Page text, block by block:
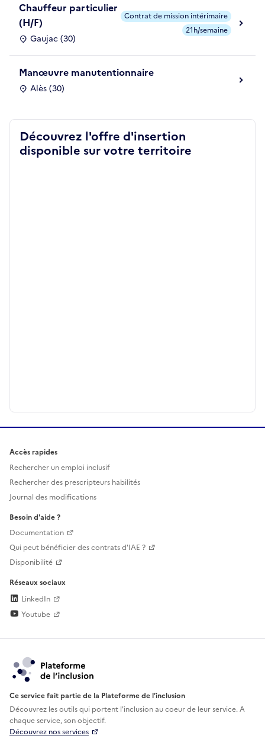
Chauffeur particulier
(H/F)
Gaujac (30)
Contrat de mission intérimaire
21h/semaine
Manœuvre manutentionnaire
Alès (30)
Découvrez l'offre d'insertion
disponible sur votre territoire
Accès rapides
Rechercher un emploi inclusif
Rechercher des prescripteurs habilités
Journal des modifications
Besoin d'aide ?
Documentation
Qui peut bénéficier des contrats d'IAE ?
Disponibilité
Réseaux sociaux
LinkedIn
Youtube
Ce service fait partie de la Plateforme de l’inclusion
Découvrez les outils qui portent l'inclusion aucoeur de leur service. A
chaque service, son objectif.
Découvrez nos services